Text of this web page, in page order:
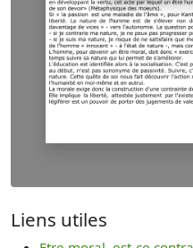
Liens utiles